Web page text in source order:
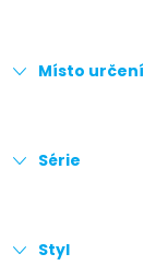
Místo určení
Série
Styl